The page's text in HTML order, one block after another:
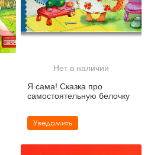
Нет в наличии
Я сама! Сказка про
самостоятельную белочку
Уведомить